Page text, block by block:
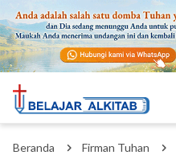
Beranda Firman Tuhan